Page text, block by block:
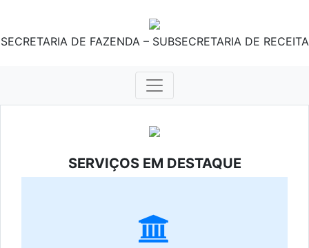
SECRETARIA DE FAZENDA – SUBSECRETARIA DE RECEITA
SERVIÇOS EM DESTAQUE